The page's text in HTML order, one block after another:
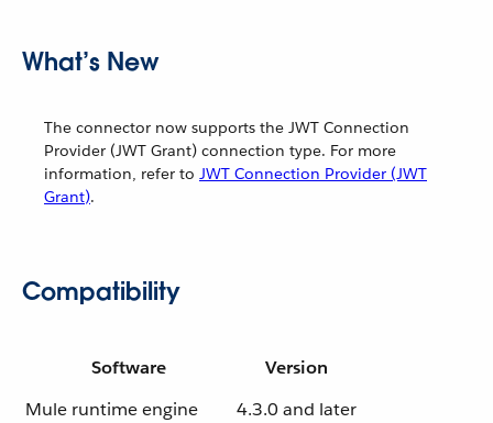
What’s New
The connector now supports the JWT Connection
Provider (JWT Grant) connection type. For more
information, refer to JWT Connection Provider (JWT
Grant).
Compatibility
Software
Version
Mule runtime engine
4.3.0 and later